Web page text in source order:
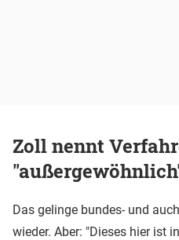
Zoll nennt
Das gelinge bundes- und
wieder. Aber: "Dieses hier ist